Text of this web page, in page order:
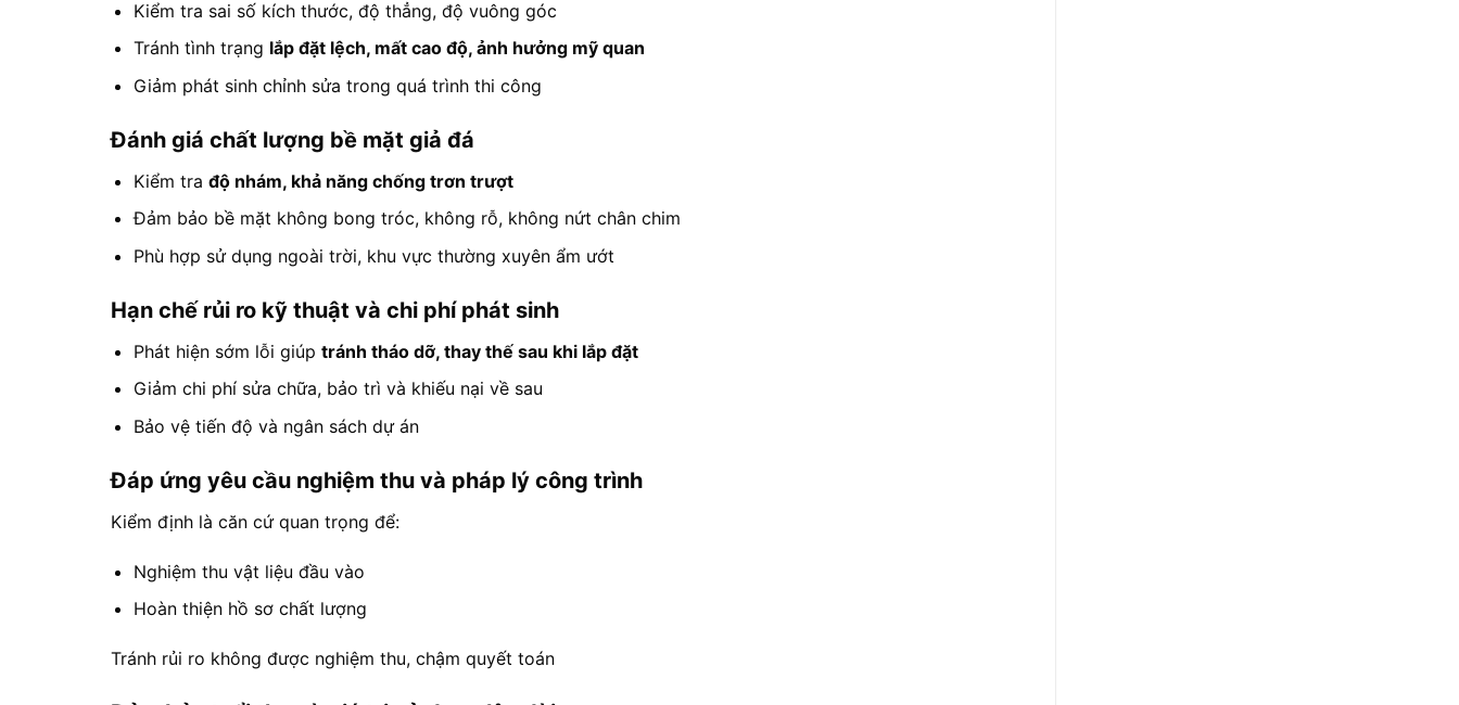
Kiểm tra sai số kích thước, độ thẳng, độ vuông góc
Tránh tình trạng lắp đặt lệch, mất cao độ, ảnh hưởng mỹ quan
Giảm phát sinh chỉnh sửa trong quá trình thi công
Đánh giá chất lượng bề mặt giả đá
Kiểm tra độ nhám, khả năng chống trơn trượt
Đảm bảo bề mặt không bong tróc, không rỗ, không nứt chân chim
Phù hợp sử dụng ngoài trời, khu vực thường xuyên ẩm ướt
Hạn chế rủi ro kỹ thuật và chi phí phát sinh
Phát hiện sớm lỗi giúp tránh tháo dỡ, thay thế sau khi lắp đặt
Giảm chi phí sửa chữa, bảo trì và khiếu nại về sau
Bảo vệ tiến độ và ngân sách dự án
Đáp ứng yêu cầu nghiệm thu và pháp lý công trình
Kiểm định là căn cứ quan trọng để:
Nghiệm thu vật liệu đầu vào
Hoàn thiện hồ sơ chất lượng
Tránh rủi ro không được nghiệm thu, chậm quyết toán